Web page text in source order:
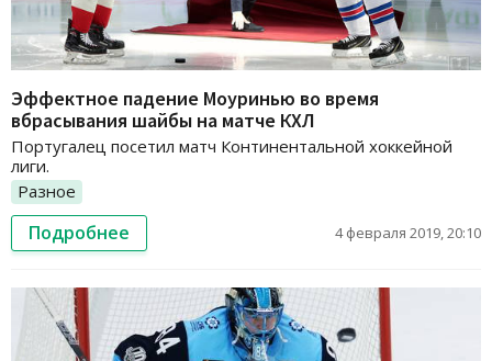
Эффектное падение Моуринью во время
вбрасывания шайбы на матче КХЛ
Португалец посетил матч Континентальной хоккейной
лиги.
Разное
Подробнее 4 февраля 2019, 20:10